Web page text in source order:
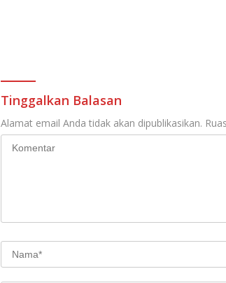
Tinggalkan Balasan
Alamat email Anda tidak akan dipublikasikan.